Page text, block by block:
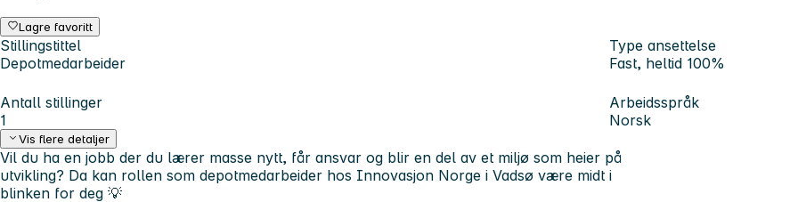
Lagre favoritt
Stillingstittel
Depotmedarbeider
Type ansettelse
Fast, heltid 100%
Antall stillinger
1
Arbeidsspråk
Norsk
Vis flere detaljer
Vil du ha en jobb der du lærer masse nytt, får ansvar og blir en del av et miljø som heier på
utvikling? Da kan rollen som depotmedarbeider hos Innovasjon Norge i Vadsø være midt i
blinken for deg 💡